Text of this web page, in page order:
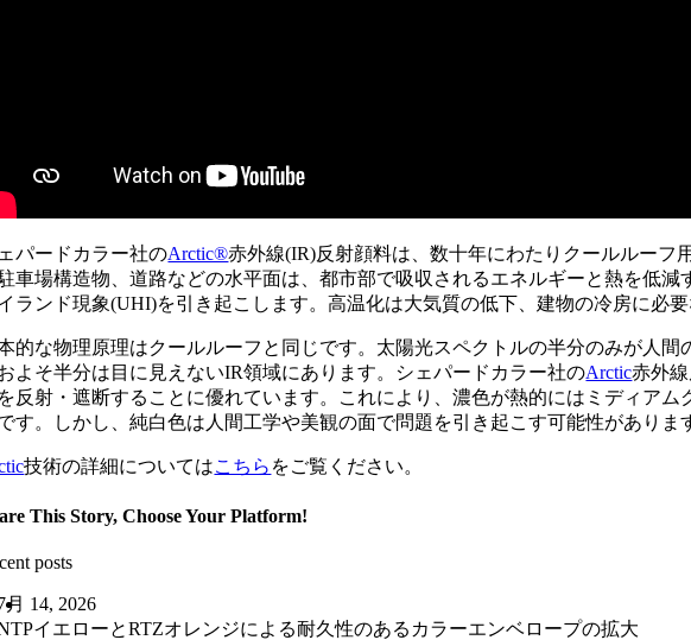
パードカラー社のArctic®赤外線(IR)反射顔料は、数十年にわたりクールルー
車場構造物、道路などの水平面は、都市部で吸収されるエネルギーと熱を低
ランド現象(UHI)を引き起こします。高温化は大気質の低下、建物の冷房に必
的な物理原理はクールルーフと同じです。太陽光スペクトルの半分のみが人
よそ半分は目に見えないIR領域にあります。シェパードカラー社のArctic赤外
反射・遮断することに優れています。これにより、濃色が熱的にはミディア
す。しかし、純白色は人間工学や美観の面で問題を引き起こす可能性がありま
技術の詳細についてはこちら をご覧ください。
This Story, Choose Your Platform!
posts
月 14, 2026
イエローとRTZオレンジによる耐久性のあるカラーエンベロープの拡大